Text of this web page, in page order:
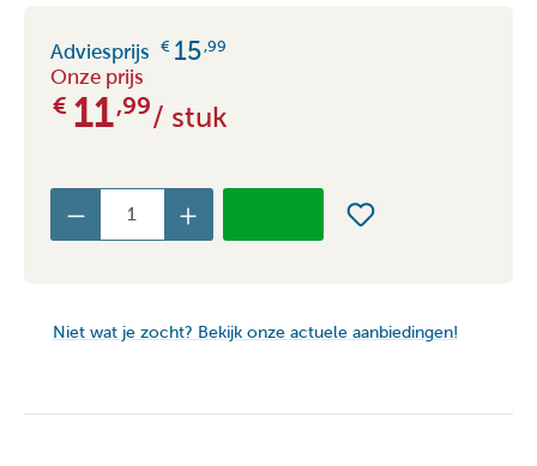
Onze prijs
€ 11,99/ stuk
Adviesprijs € 15,99
Niet wat je zocht? Bekijk onze actuele aanbiedingen!